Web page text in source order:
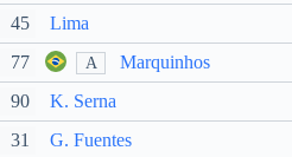
45 Lima
77 A Marquinhos
90 K. Serna
31
G. Fuentes